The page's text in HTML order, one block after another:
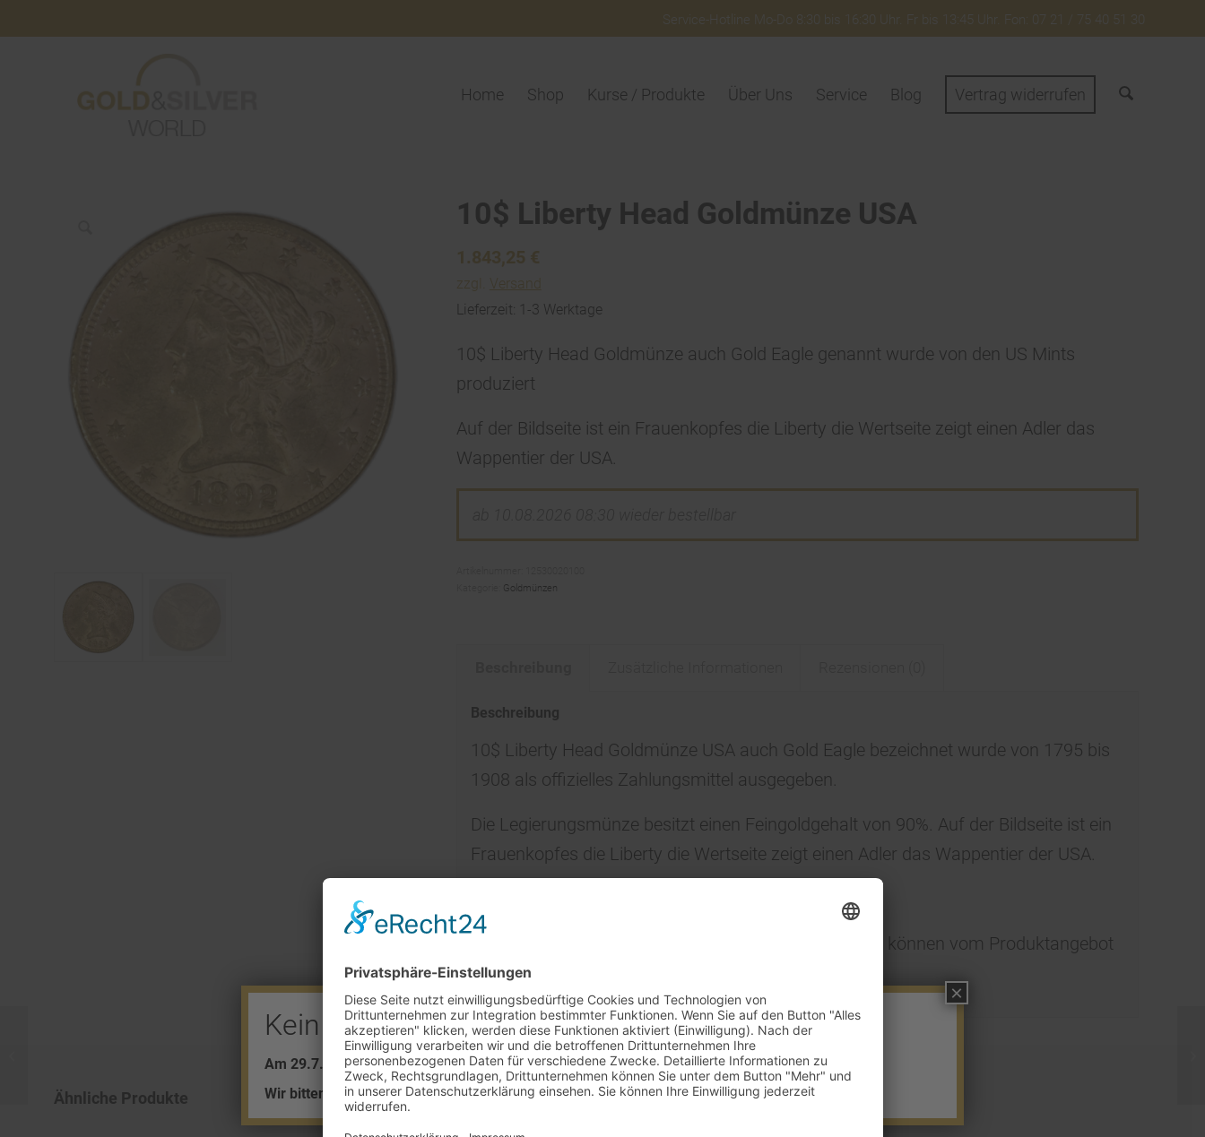
Service-Hotline Mo-Do 8:30 bis 16:30 Uhr. Fr bis 13:45 Uhr. Fon: 07 21 / 75 40 51 30
Home Shop Kurse / Produkte Über Uns Service Blog Vertrag widerrufen
10$ Liberty Head Goldmünze USA
1.843,25 €
zzgl.
Versand
Lieferzeit: 1-3 Werktage
10$ Liberty Head Goldmünze auch Gold Eagle genannt wurde von den US Mints
produziert
Auf der Bildseite ist ein Frauenkopfes die Liberty die Wertseite zeigt einen Adler das
Wappentier der USA.
Goldmünzen
Beschreibung
10$ Liberty Head Goldmünze USA auch Gold Eagle bezeichnet wurde von 1795 bis
1908 als offizielles Zahlungsmittel ausgegeben.
Die Legierungsmünze besitzt einen Feingoldgehalt von 90%. Auf der Bildseite ist ein
Frauenkopfes die Liberty die Wertseite zeigt einen Adler das Wappentier der USA.
Hinweis: Münzfotos bzw. Jahrgänge sind Muster und können vom Produktangebot
abweichen.
Ähnliche Produkte
Kein Barverkaufstag am 29.7. + 5.8.
Am 29.7. + 5.8. findet unser Barverkaufstag in Rheinstetten leider nicht statt.
Wir bitten um Ihr Verständnis!
×